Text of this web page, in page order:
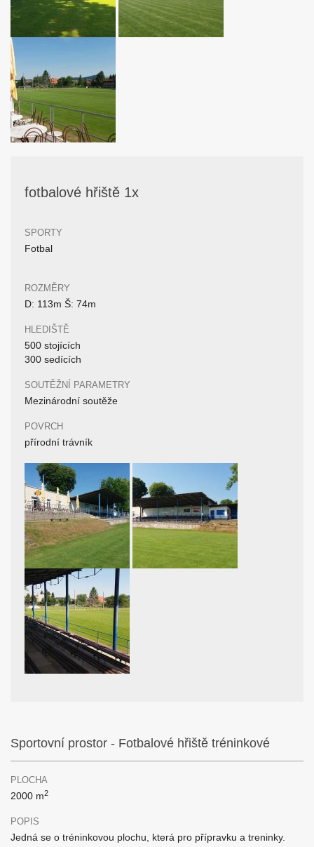
fotbalové hřiště 1x
SPORTY
Fotbal
ROZMĚRY
D: 113m Š: 74m
HLEDIŠTĚ
500 stojících
300 sedících
SOUTĚŽNÍ PARAMETRY
Mezinárodní soutěže
POVRCH
přírodní trávník
Sportovní prostor - Fotbalové hřiště tréninkové
PLOCHA
2000 m2
POPIS
Jedná se o tréninkovou plochu, která pro přípravku a treninky.